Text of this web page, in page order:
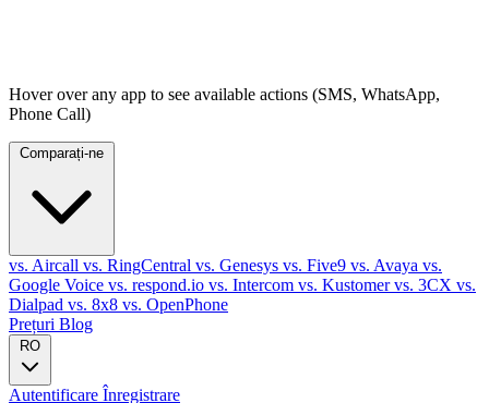
Hover over any app to see available actions (SMS, WhatsApp,
Phone Call)
vs. Aircall vs. RingCentral vs. Genesys vs. Five9 vs. Avaya vs.
Google Voice vs. respond.io vs. Intercom vs. Kustomervs. 3CX vs.
Dialpad vs. 8x8 vs. OpenPhone
Prețuri Blog
RO
Autentificare Înregistrare